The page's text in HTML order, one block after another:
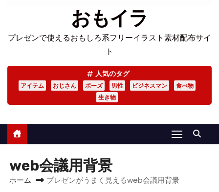
おもイラ
プレゼンで使えるおもしろ系フリーイラスト素材配布サイ
ト
人気のタグ
アイテム おじさん ポーズ 男性 ビジネスマン
食べ物
生き物
web会議用背景
ホーム プレゼンがうまく見えるweb会議用背景